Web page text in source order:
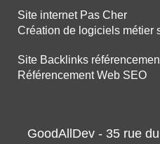
Site internet Pas Cher
Création de logiciels métier
Site Backlinks
Référencement Web SEO
GoodAllDev - 35 rue